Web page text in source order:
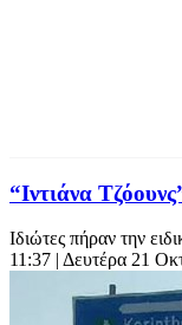
“Ιντιάνα
Ιδιώτες πήραν την
11:37 | Δευτέρα 21